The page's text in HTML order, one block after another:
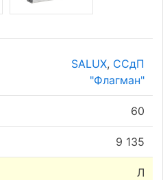
SALUX, ССдП
"Флагман"
60
9 135
Л